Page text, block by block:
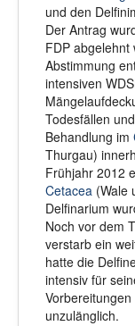
und den
Der Antrag
FDP abgelehnt
Abstimmung
intensiven
Todesfällen
Behandlung im
Thurgau)
Frühjahr 2012
Cetacea (Wale
Delfinarium
Noch vor dem
verstarb ein
hatte die
intensiv für
unzulänglich.